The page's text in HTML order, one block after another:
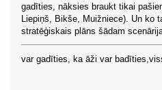
gadīties, nāksies braukt tikai
Liepiņš, Bikše, Muižniece). Un ko
stratēģiskais plāns šādam
var gadīties, ka āži var